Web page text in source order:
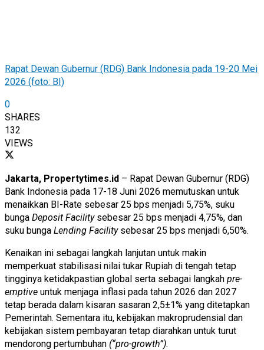
Rapat Dewan Gubernur (RDG) Bank Indonesia pada 19-20 Mei
2026 (foto: BI)
0
SHARES
132
VIEWS
Jakarta, Propertytimes.id – Rapat Dewan Gubernur (RDG)
Bank Indonesia pada 17-18 Juni 2026 memutuskan untuk
menaikkan BI-Rate sebesar 25 bps menjadi 5,75%, suku
bunga Deposit Facilitysebesar 25 bps menjadi 4,75%, dan
suku bunga Lending Facilitysebesar 25 bps menjadi 6,50%.
Kenaikan ini sebagai langkah lanjutan untuk makin
memperkuat stabilisasi nilai tukar Rupiah di tengah tetap
tingginya ketidakpastian global serta sebagai langkah pre-
emptive untuk menjaga inflasi pada tahun 2026 dan 2027
tetap berada dalam kisaran sasaran 2,5±1% yang ditetapkan
Pemerintah. Sementara itu, kebijakan makroprudensial dan
kebijakan sistem pembayaran tetap diarahkan untuk turut
mendorong pertumbuhan (“pro-growth”).